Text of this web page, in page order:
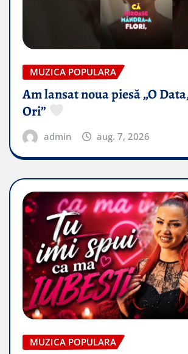
MUZICA POPULARA
Am lansat noua piesă „O
Ori”
admin aug. 7, 2026
MUZICA POPULARA